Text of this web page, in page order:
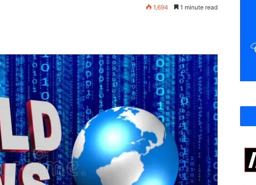
1,694 1 minute read